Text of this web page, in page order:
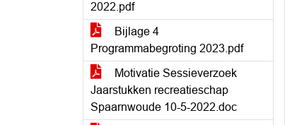
2022.pdf
Bijlage 4
Programmabegroting 2023.pdf
Motivatie Sessieverzoek
Jaarstukken recreatieschap
Spaarnwoude 10-5-2022.doc